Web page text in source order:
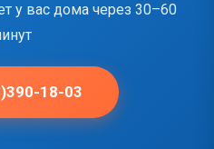
у вас дома через 30–60
18-03